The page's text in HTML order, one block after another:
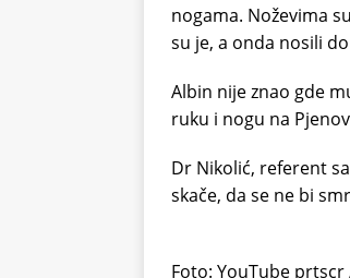
nogama. Noževima
su je, a onda nosili
Albin nije znao gde
ruku i nogu na
Dr Nikolić, referent
skače, da se ne bi
Foto: YouTube prtscr